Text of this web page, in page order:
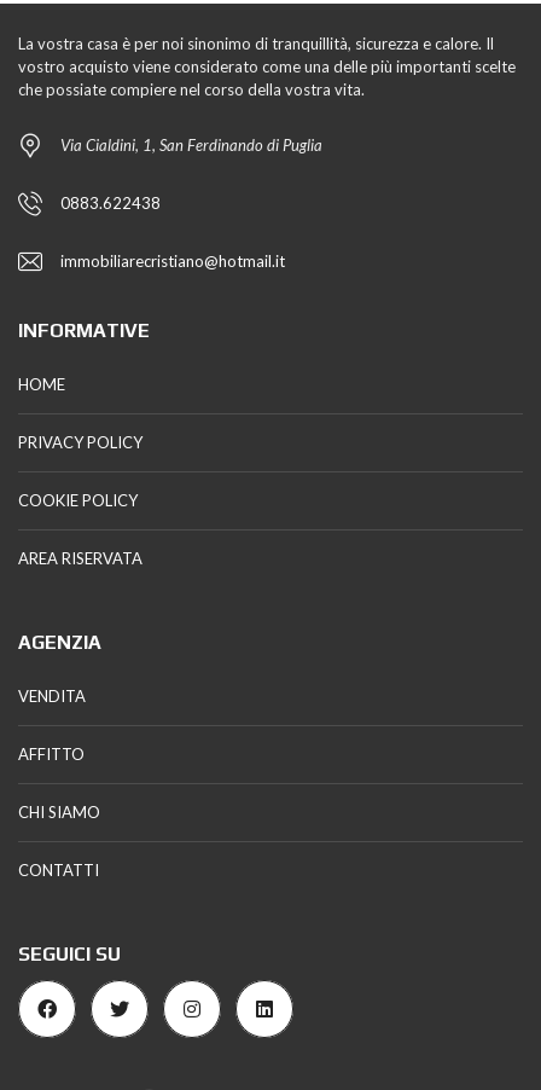
La vostra casa è per noi sinonimo di tranquillità, sicurezza e calore. Il
vostro acquisto viene considerato come una delle più importanti scelte
che possiate compiere nel corso della vostra vita.
Via Cialdini, 1, San Ferdinando di Puglia
0883.622438
immobiliarecristiano@hotmail.it
INFORMATIVE
HOME
PRIVACY POLICY
COOKIE POLICY
AREA RISERVATA
AGENZIA
VENDITA
AFFITTO
CHI SIAMO
CONTATTI
SEGUICI SU